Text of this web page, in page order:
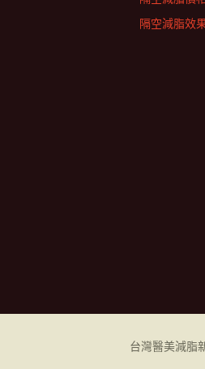
隔空減脂效
台灣醫美減脂